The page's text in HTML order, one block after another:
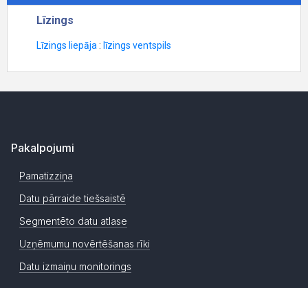
Pakalpojumi
Pamatizziņa
Datu pārraide tiešsaistē
Segmentēto datu atlase
Uzņēmumu novērtēšanas rīki
Datu izmaiņu monitorings